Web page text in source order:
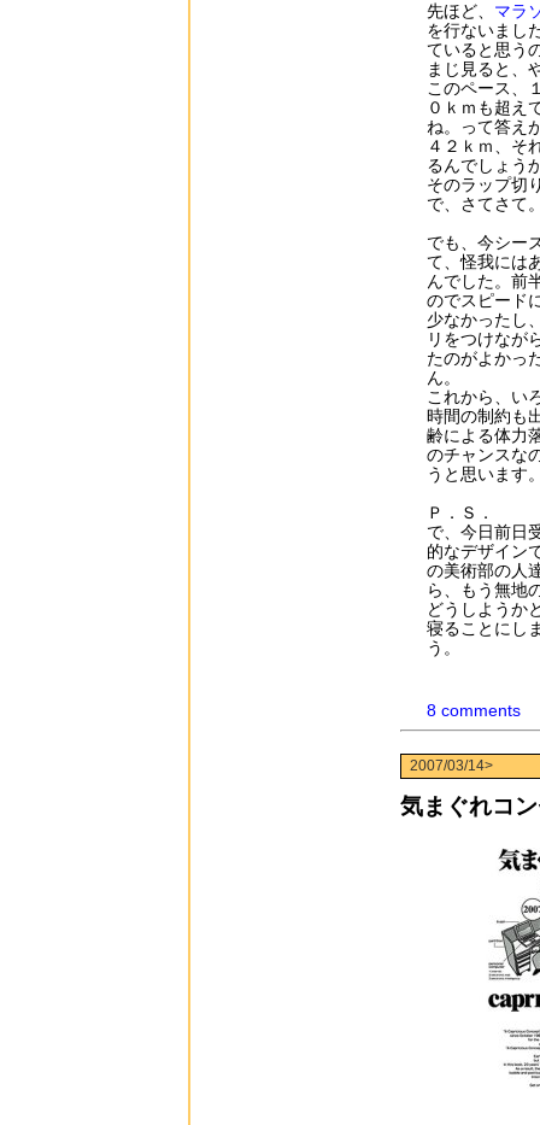
先ほど、 マラ
を行ないまし
ていると思う
まじ見ると、
このペース、
０ｋｍも超え
ね。って答え
４２ｋｍ、そ
るんでしょう
そのラップ切
で、さてさて
でも、今シー
て、怪我には
んでした。前
のでスピード
少なかったし
リをつけなが
たのがよかっ
ん。
これから、い
時間の制約も
齢による体力
のチャンスな
うと思います
Ｐ．Ｓ．
で、今日前日
的なデザイン
の美術部の人
ら、もう無地
どうしようか
寝ることにし
う。
8 comments
2007/03/14>
気まぐれコ